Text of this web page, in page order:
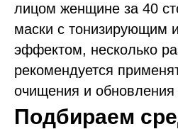
лицом женщине за 40
маски с тонизирующим
эффектом, несколько
рекомендуется
очищения и
Подбираем